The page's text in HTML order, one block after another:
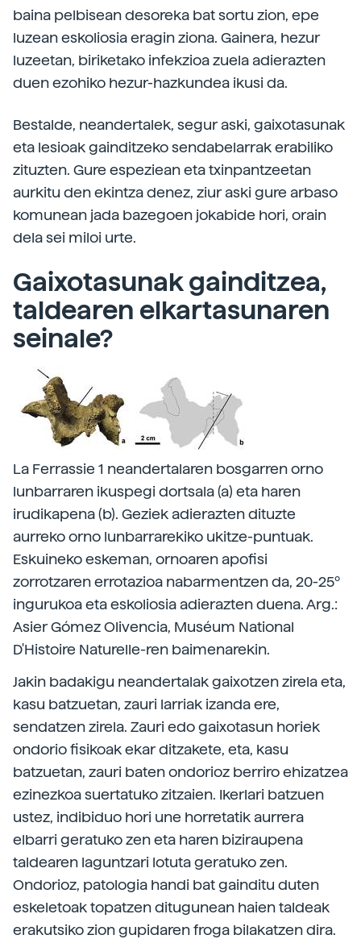
baina pelbisean desoreka bat sortu zion, epe
luzean eskoliosia eragin ziona. Gainera, hezur
luzeetan, biriketako infekzioa zuela adierazten
duen ezohiko hezur-hazkundea ikusi da.
Bestalde, neandertalek, segur aski, gaixotasunak
eta lesioak gainditzeko sendabelarrak erabiliko
zituzten. Gure espeziean eta txinpantzeetan
aurkitu den ekintza denez, ziur aski gure arbaso
komunean jada bazegoen jokabide hori, orain
dela sei miloi urte.
Gaixotasunak gainditzea,
taldearen elkartasunaren
seinale?
La Ferrassie 1 neandertalaren bosgarren orno
lunbarraren ikuspegi dortsala (a) eta haren
irudikapena (b). Geziek adierazten dituzte
aurreko orno lunbarrarekiko ukitze-puntuak.
Eskuineko eskeman, ornoaren apofisi
zorrotzaren errotazioa nabarmentzen da, 20-25º
ingurukoa eta eskoliosia adierazten duena. Arg.:
Asier Gómez Olivencia, Muséum National
D'Histoire Naturelle-ren baimenarekin.
Jakin badakigu neandertalak gaixotzen zirela eta,
kasu batzuetan, zauri larriak izanda ere,
sendatzen zirela. Zauri edo gaixotasun horiek
ondorio fisikoak ekar ditzakete, eta, kasu
batzuetan, zauri baten ondorioz berriro ehizatzea
ezinezkoa suertatuko zitzaien. Ikerlari batzuen
ustez, indibiduo hori une horretatik aurrera
elbarri geratuko zen eta haren biziraupena
taldearen laguntzari lotuta geratuko zen.
Ondorioz, patologia handi bat gainditu duten
eskeletoak topatzen ditugunean haien taldeak
erakutsiko zion gupidaren froga bilakatzen dira.